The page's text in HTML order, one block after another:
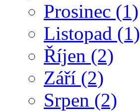
Prosinec (1)
Listopad (1)
Říjen (2)
Září (2)
Srpen (2)